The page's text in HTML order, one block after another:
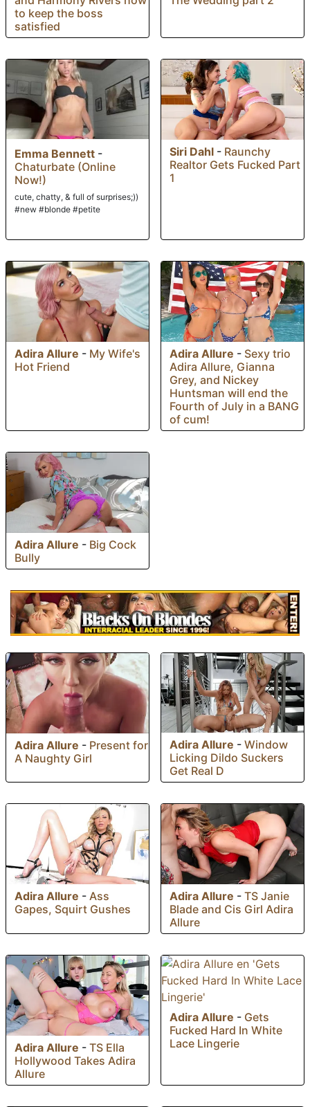
to keep the boss
satisfied
Emma Bennett -
Chaturbate (Online
Now!)
cute, chatty, & full of surprises;))
#new #blonde #petite
Siri Dahl - Raunchy
Realtor Gets Fucked Part
1
Adira Allure - My Wife's
Hot Friend
Adira Allure - Sexy trio
Adira Allure, Gianna
Grey, and Nickey
Huntsman will end the
Fourth of July in a BANG
of cum!
Adira Allure - Big Cock
Bully
Adira Allure - Present for
A Naughty Girl
Adira Allure - Window
Licking Dildo Suckers
Get Real D
Adira Allure - Ass
Gapes, Squirt Gushes
Adira Allure - TS Janie
Blade and Cis Girl Adira
Allure
Adira Allure - TS Ella
Hollywood Takes Adira
Allure
Adira Allure - Gets
Fucked Hard In White
Lace Lingerie